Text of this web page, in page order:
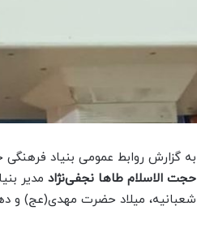
به گزارش روابط عمومی بنیاد
حجت‌ الاسلام طاها نجفی‌نژاد مدیر
شعبانیه، میلاد حضرت مهدی(عج) و